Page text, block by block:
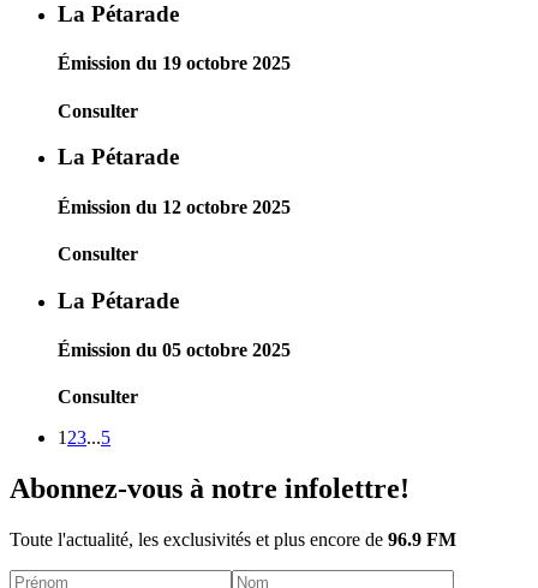
La Pétarade
Émission du 19 octobre 2025
Consulter
La Pétarade
Émission du 12 octobre 2025
Consulter
La Pétarade
Émission du 05 octobre 2025
Consulter
1 23...5
Abonnez-vous à notre infolettre!
Toute l'actualité, les exclusivités et plus encore de 96.9 FM